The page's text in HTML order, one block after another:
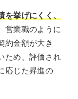
を挙げにくく、
営業職のように
約金額が大き
ため、評価され
応じた昇進の